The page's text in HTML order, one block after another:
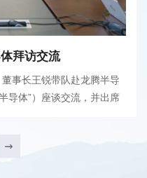
拜访交流
事长王锐带队赴龙腾半导
导体”）座谈交流，并出席
同王锐一...